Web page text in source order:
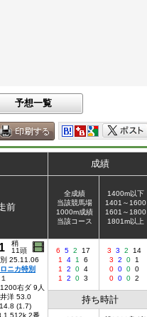
予想一覧
成績
前
全成績
当該競馬場
1000m成績
当該コース
1400m以下
1401～1600
1601～1800
1801m以上
稍
11頭
25.11.06
ニカ特別
右ダ 9人
洋 53.0
(1.7)
512k 2番
6 5 2
17
1
4 1
6
1
2 0 4
1
2 0 3
3 3 2
14
3
2 0
1
0 0 0 0
0 0 0 2
持ち時計